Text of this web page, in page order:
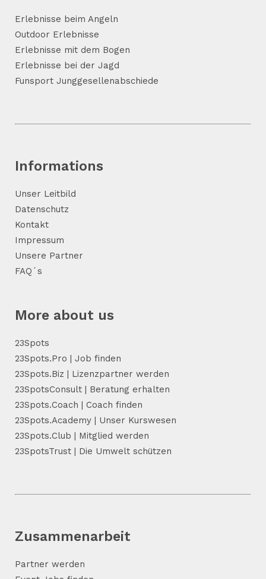
Erlebnisse beim Angeln
Outdoor Erlebnisse
Erlebnisse mit dem Bogen
Erlebnisse bei der Jagd
Funsport Junggesellenabschiede
Informations
Unser Leitbild
Datenschutz
Kontakt
Impressum
Unsere Partner
FAQ´s
More about us
23Spots
23Spots.Pro | Job finden
23Spots.Biz | Lizenzpartner werden
23SpotsConsult | Beratung erhalten
23Spots.Coach | Coach finden
23Spots.Academy | Unser Kurswesen
23Spots.Club | Mitglied werden
23SpotsTrust | Die Umwelt schützen
Zusammenarbeit
Partner werden